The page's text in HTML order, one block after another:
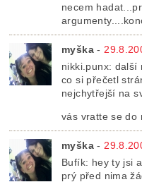
necem
myška -
nikki.punx: další
co si přečetl
nejchytřejší na
vás vratte se do
myška -
Bufík: hey ty jsi
prý před nima